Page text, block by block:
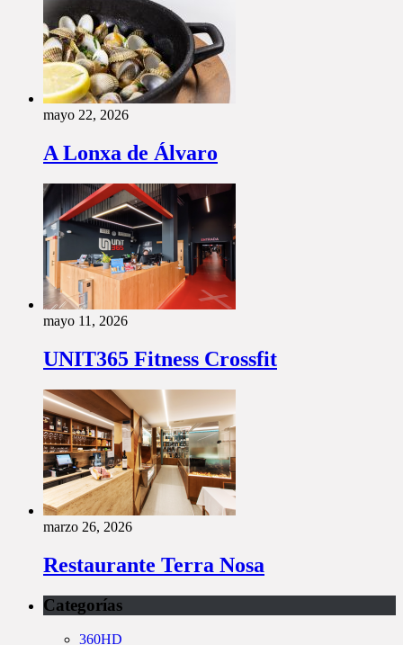
mayo 22, 2026
A Lonxa de Álvaro
mayo 11, 2026
UNIT365 Fitness Crossfit
marzo 26, 2026
Restaurante Terra Nosa
Categorías
360HD